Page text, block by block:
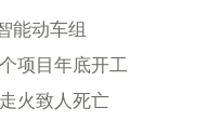
能动车组
项目年底开工
火致人死亡